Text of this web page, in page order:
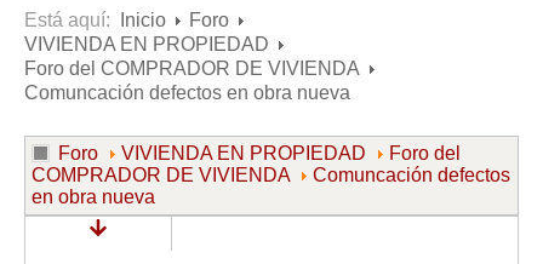
De uso distinto al de vivienda
Otros contratos de Arrendamiento
Requerimientos y comunicaciones
Para contratos anteriores al 6 de junio de 2013
Para contratos de Renta Antigua
Formularios sobre Vivienda en Propiedad
Está aquí: Inicio
Foro
VIVIENDA EN PROPIEDAD
Foro del COMPRADOR DE VIVIENDA
Comuncación defectos en obra nueva
Foro VIVIENDA EN PROPIEDAD
Foro del
COMPRADOR DE VIVIENDA
Comuncación defectos
en obra nueva